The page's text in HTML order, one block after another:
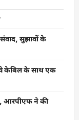
सुझावों के
केबिल के साथ एक
आरपीएफ ने की